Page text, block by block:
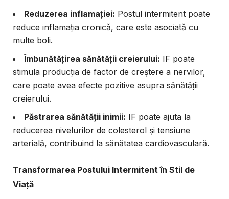
Reduzerea inflamației: Postul intermitent poate
reduce inflamația cronică, care este asociată cu
multe boli.
Îmbunătățirea sănătății creierului: IF poate
stimula producția de factor de creștere a nervilor,
care poate avea efecte pozitive asupra sănătății
creierului.
Păstrarea sănătății inimii: IF poate ajuta la
reducerea nivelurilor de colesterol și tensiune
arterială, contribuind la sănătatea cardiovasculară.
Transformarea Postului Intermitent în Stil de
Viață